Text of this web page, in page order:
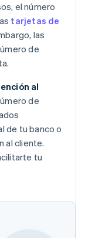
el número
tarjetas de
las
de
al
de
de tu banco o
al cliente.
tu